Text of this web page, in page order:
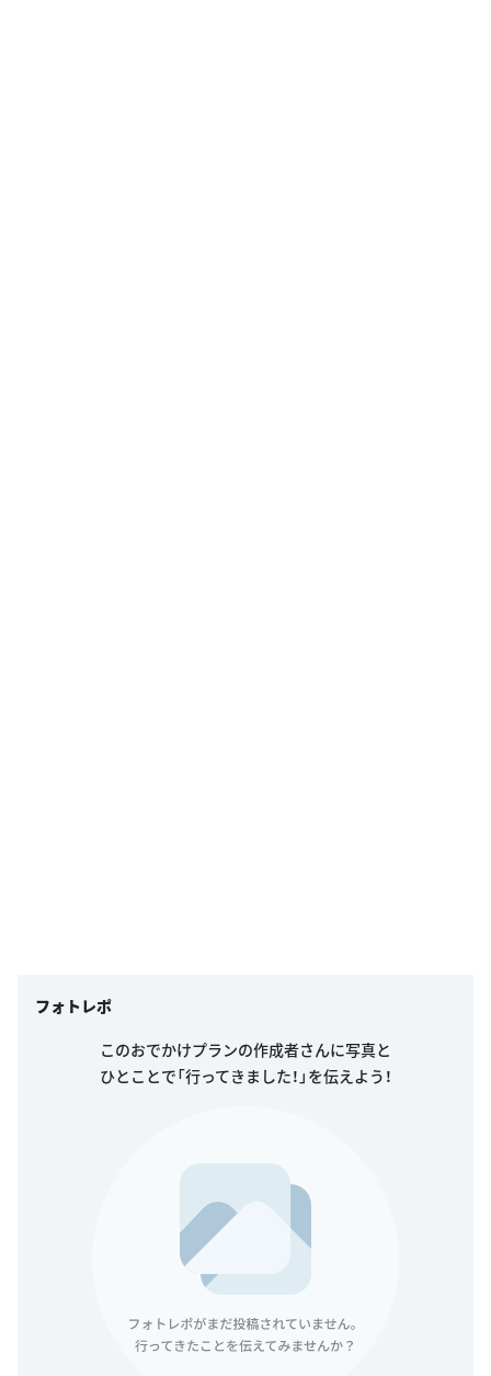
フォトレポ
このおでかけプランの作成者さんに写真と
ひとことで「行ってきました！」を伝えよう！